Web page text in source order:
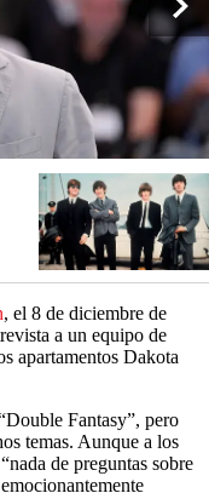
, el 8 de diciembre de
a un equipo de
apartamentos Dakota
Fantasy”, pero
temas. Aunque a los
de preguntas sobre